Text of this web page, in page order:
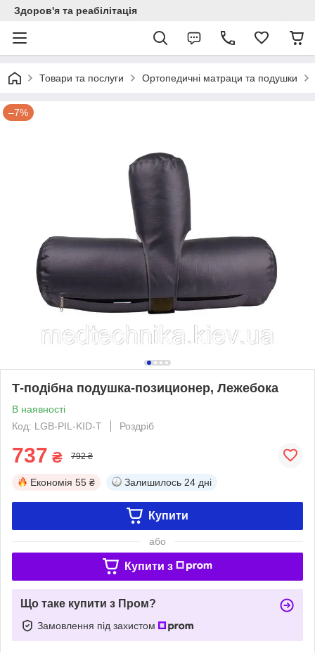
Здоров'я та реабілітація
Товари та послуги Ортопедичні матраци та подушки
–7%
Т-подібна подушка-позиционер, Лежебока
В наявності
Код: LGB-PIL-KID-T
Роздріб
737 ₴ 792 ₴
Економія 55 ₴ Залишилось 24 дні
Купити
або
Купити з
Що таке купити з Пром?
Замовлення під захистом